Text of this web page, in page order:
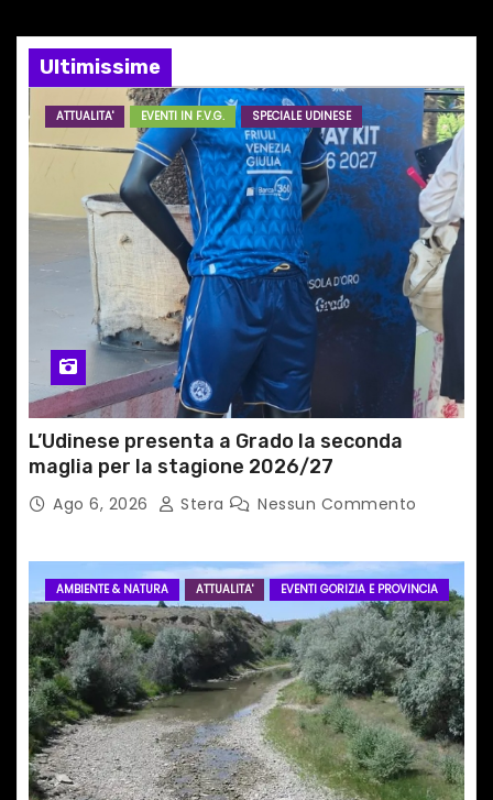
e
a
t
l
i
Ultimissime
ATTUALITA' EVENTI IN F.V.G. SPECIALE UDINESE
L’Udinese presenta a Grado la seconda
maglia per la stagione 2026/27
Ago 6, 2026 Stera Nessun Commento
AMBIENTE & NATURA ATTUALITA' EVENTI GORIZIA E PROVINCIA